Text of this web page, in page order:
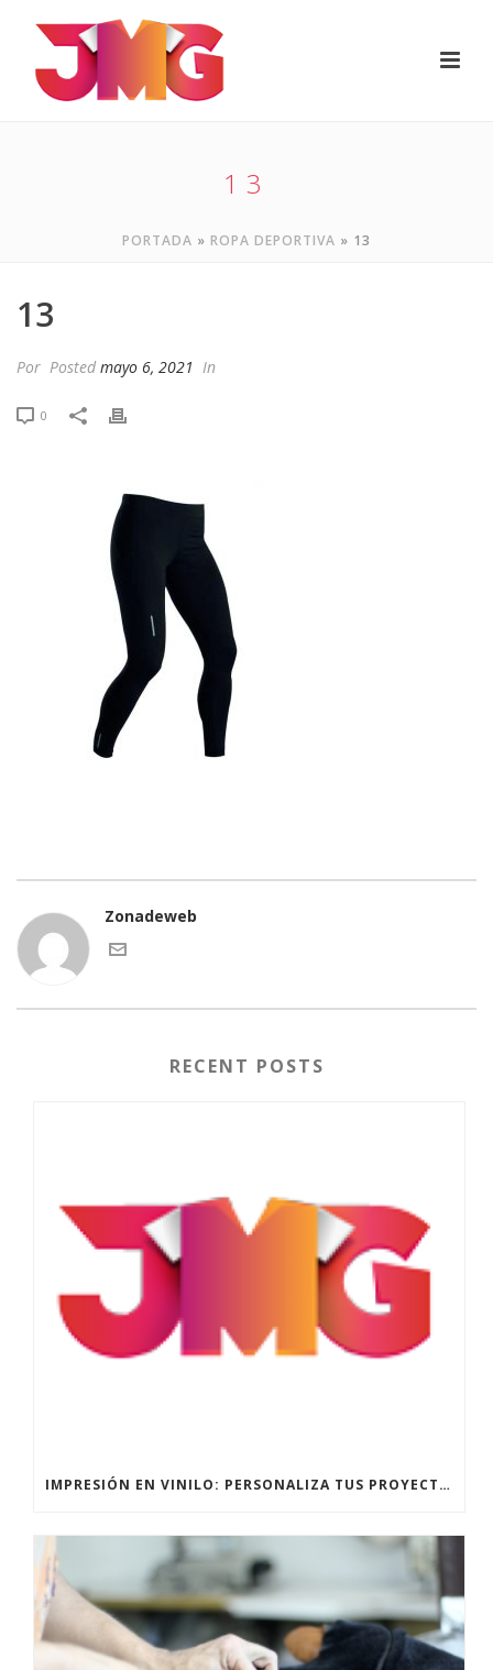
13
PORTADA » ROPA DEPORTIVA » 13
13
Por Posted mayo 6, 2021 In
0
Zonadeweb
RECENT POSTS
IMPRESIÓN EN VINILO: PERSONALIZA TUS PROYECTOS CON CALIDAD PROFESIONAL